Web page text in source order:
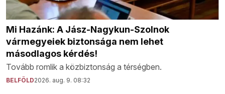
Mi Hazánk: A Jász-Nagykun-Szolnok
vármegyeiek biztonsága nem lehet
másodlagos kérdés!
Tovább romlik a közbiztonság a térségben.
BELFÖLD2026. aug. 9. 08:32